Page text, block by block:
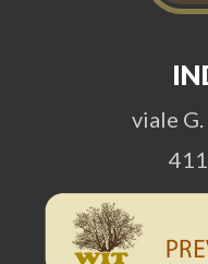
viale